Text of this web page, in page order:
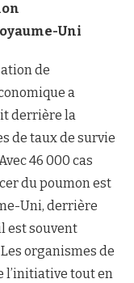
Uni
de
a
derrière la
de taux de survie
46 000 cas
du poumon est
Uni, derrière
est souvent
organismes de
l’initiative tout en